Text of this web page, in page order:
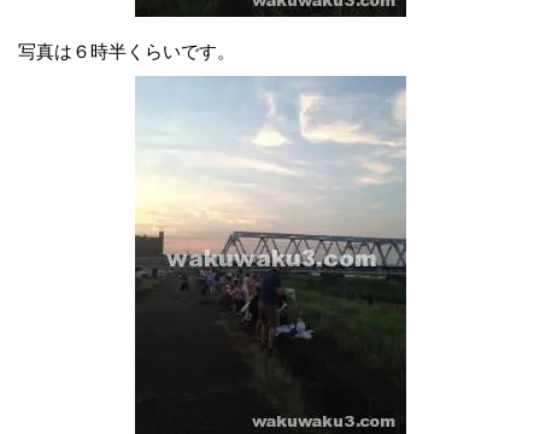
写真は６時半くらいです。